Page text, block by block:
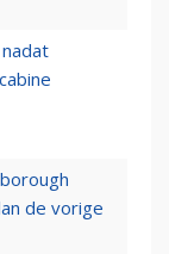
de vorige